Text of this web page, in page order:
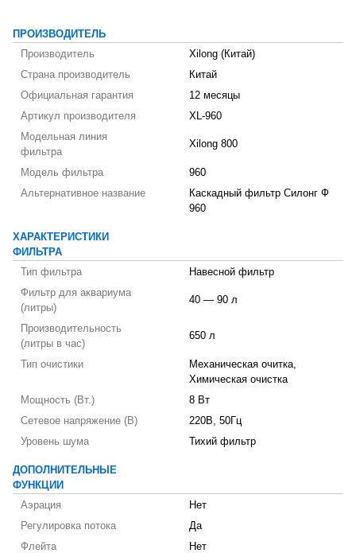
ПРОИЗВОДИТЕЛЬ
Производитель
Xilong (Китай)
Страна производитель
Китай
Официальная гарантия
12 месяцы
Артикул производителя
XL-960
Модельная линия
фильтра
Xilong 800
Модель фильтра
960
Альтернативное название
Каскадный фильтр Силонг Ф
960
ХАРАКТЕРИСТИКИ
ФИЛЬТРА
Тип фильтра
Навесной фильтр
Фильтр для аквариума
(литры)
40 — 90 л
Производительность
(литры в час)
650 л
Тип очистики
Механическая очитка,
Химическая очистка
Мощность (Вт.)
8 Вт
Сетевое напряжение (В)
220В, 50Гц
Уровень шума
Тихий фильтр
ДОПОЛНИТЕЛЬНЫЕ
ФУНКЦИИ
Аэрация
Нет
Регулировка потока
Да
Флейта
Нет